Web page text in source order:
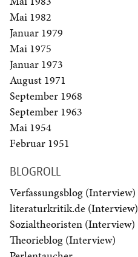
Mai 1982
Januar 1979
Mai 1975
Januar 1973
August 1971
September 1968
September 1963
Mai 1954
Februar 1951
BLOGROLL
Verfassungsblog (Interview)
literaturkritik.de (Interview)
Sozialtheoristen (Interview)
Theorieblog (Interview)